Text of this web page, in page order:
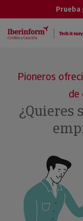
Pioneros
de
¿Quieres